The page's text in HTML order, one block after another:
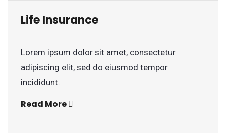
Life Insurance
Lorem ipsum dolor sit amet, consectetur
adipiscing elit, sed do eiusmod tempor
incididunt.
Read More